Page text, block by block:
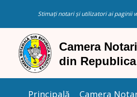
Stimați notari și utilizatori ai paginii
Principală Camera